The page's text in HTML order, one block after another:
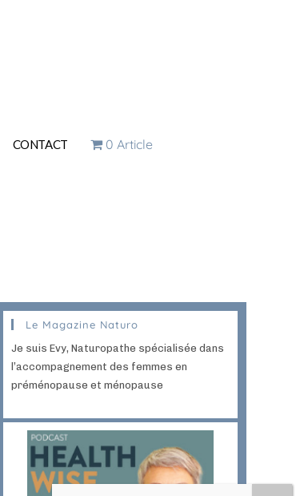
CONTACT 0 Article
Le Magazine Naturo
Je suis Evy, Naturopathe spécialisée dans
l’accompagnement des femmes en
préménopause et ménopause